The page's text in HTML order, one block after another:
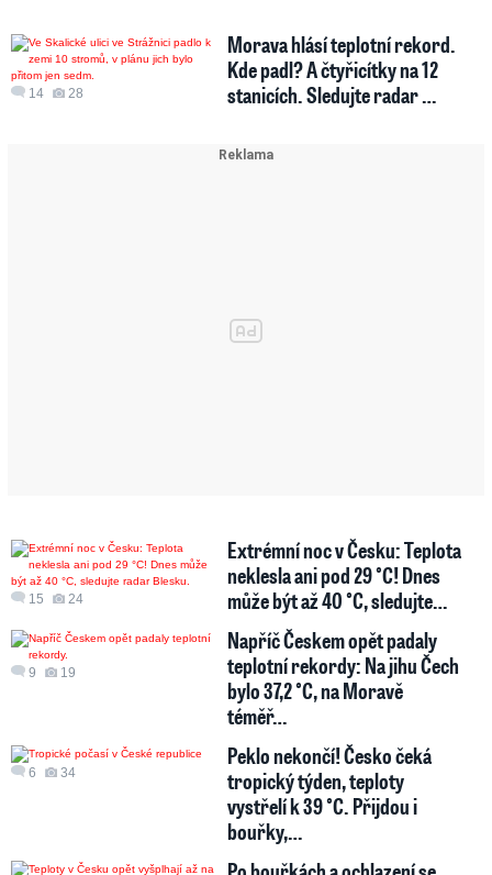
14 28
Morava hlásí teplotní rekord.
Kde padl? A čtyřicítky na 12
stanicích. Sledujte radar …
15 24
Extrémní noc v Česku: Teplota
neklesla ani pod 29 °C! Dnes
může být až 40 °C, sledujte…
9 19
Napříč Českem opět padaly
teplotní rekordy: Na jihu Čech
bylo 37,2 °C, na Moravě
téměř…
6 34
Peklo nekončí! Česko čeká
tropický týden, teploty
vystřelí k 39 °C. Přijdou i
bouřky,…